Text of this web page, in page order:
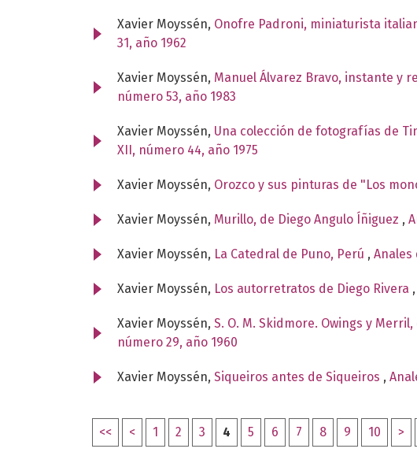
Xavier Moyssén, Onofre Padroni, miniaturista
31, año 1962
Xavier Moyssén, Manuel Álvarez Bravo, instante y
número 53, año 1983
Xavier Moyssén, Una colección de fotografías de
XII, número 44, año 1975
Xavier Moyssén, Orozco y sus pinturas de "Los
Xavier Moyssén, Murillo, de Diego Angulo Íñiguez ,
Xavier Moyssén, La Catedral de Puno, Perú , Anales
Xavier Moyssén, Los autorretratos de Diego Rivera ,
Xavier Moyssén, S. O. M. Skidmore. Owings y
número 29, año 1960
Xavier Moyssén, Siqueiros antes de Siqueiros ,
<< < 1 2 3 4 5 6 7 8 9 10 >